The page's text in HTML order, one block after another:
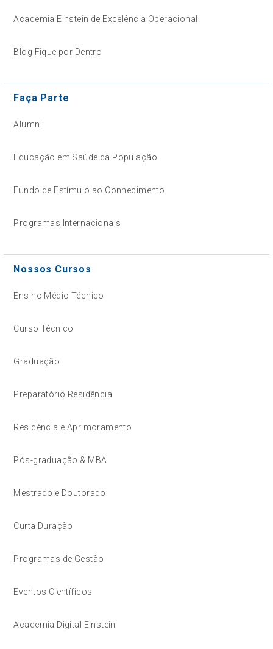
Academia Einstein de Excelência Operacional
Blog Fique por Dentro
Faça Parte
Alumni
Educação em Saúde da População
Fundo de Estímulo ao Conhecimento
Programas Internacionais
Nossos Cursos
Ensino Médio Técnico
Curso Técnico
Graduação
Preparatório Residência
Residência e Aprimoramento
Pós-graduação & MBA
Mestrado e Doutorado
Curta Duração
Programas de Gestão
Eventos Científicos
Academia Digital Einstein